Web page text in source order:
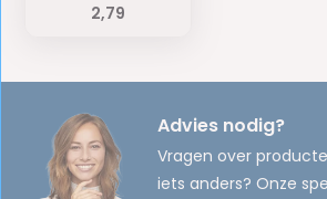
2,79
Advies nodig?
Vragen over
iets anders? Onze